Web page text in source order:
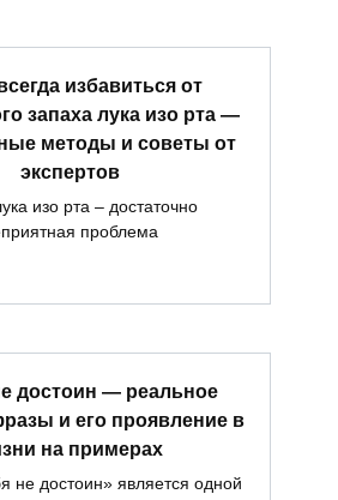
избавиться от
запаха лука изо рта —
методы и советы от
экспертов
изо рта – достаточно
проблема
достоин — реальное
и его проявление в
на примерах
не достоин» является одной